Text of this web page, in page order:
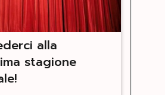
alla
stagione